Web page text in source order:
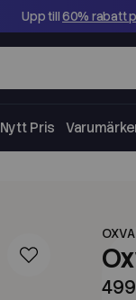
Upp till60% rabatt
Nytt Pris
OXVA